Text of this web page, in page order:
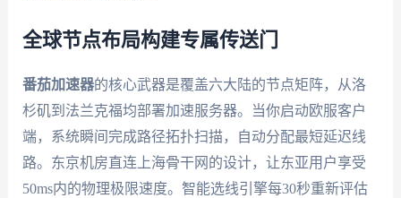
全球节点布局构建专属传送门
番茄加速器的核心武器是覆盖六大陆的节点矩阵，从洛
杉矶到法兰克福均部署加速服务器。当你启动欧服客户
端，系统瞬间完成路径拓扑扫描，自动分配最短延迟线
路。东京机房直连上海骨干网的设计，让东亚用户享受
50ms内的物理极限速度。智能选线引擎每30秒重新评估